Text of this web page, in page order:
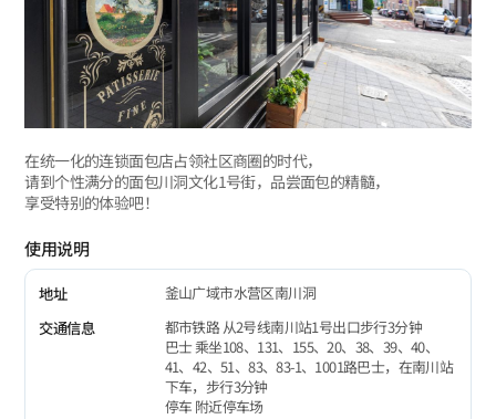
在统一化的连锁面包店占领社区商圈的时代，
请到个性满分的面包川洞文化1号街，品尝面包的精髓，
享受特别的体验吧！
使用说明
地址
釜山广域市水营区南川洞
交通信息
都市铁路 从2号线南川站1号出口步行3分钟
巴士 乘坐108、131、155、20、38、39、40、
41、42、51、83、83-1、1001路巴士，在南川站
下车，步行3分钟
停车 附近停车场